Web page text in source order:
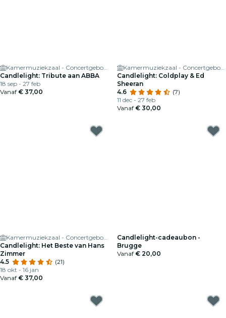
Kamermuziekzaal - Concertgebouw
Candlelight: Tribute aan ABBA
18 sep - 27 feb
Vanaf € 37,00
Kamermuziekzaal - Concertgebouw
Candlelight: Coldplay & Ed
Sheeran
4.6
(7)
11 dec - 27 feb
Vanaf € 30,00
Kamermuziekzaal - Concertgebouw
Candlelight: Het Beste van Hans
Zimmer
4.5
(21)
18 okt - 16 jan
Vanaf € 37,00
Candlelight-cadeaubon -
Brugge
Vanaf € 20,00